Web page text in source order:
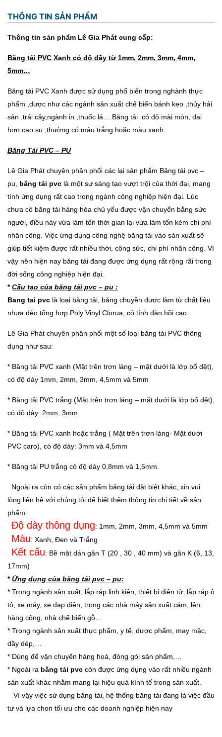
THÔNG TIN SẢN PHẨM
Thông tin sản phẩm Lê Gia Phát cung cấp:
Băng tải PVC Xanh có độ dầy từ 1mm, 2mm, 3mm, 4mm,
5mm…
Băng tải PVC Xanh được sử dụng phổ biến trong nghành thực
phẩm ,dược như các ngành sản xuất chế biến bánh kẹo ,thủy hải
sản ,trái cây,ngành in ,thuốc lá….Băng tải có độ mài mòn, dai
hơn cao su ,thường có màu trắng hoặc màu xanh.
Băng Tải PVC – PU
Lê Gia Phát chuyên phân phối các lại sản phẩm Băng tải pvc –
pu, băng tải pvc là một sự sáng tạo vượt trội của thời đại, mang
tính ứng dụng rất cao trong ngành công nghiệp hiện đại. Lúc
chưa có băng tải hàng hóa chủ yếu được vận chuyển bằng sức
người, điều này vừa làm tốn thời gian lại vừa làm tốn kém chi phí
nhân công. Việc ứng dụng công nghệ băng tải vào sản xuất sẽ
giúp tiết kiệm được rất nhiều thời, công sức, chi phí nhân công. Vì
vậy nên hiện nay băng tải đang được ứng dụng rất rộng rãi trong
đời sống công nghiệp hiện đại.
*Cấu tạo của băng tải pvc – pu :
Bang tai pvc là loại băng tải, băng chuyền được làm từ chất liệu
nhựa dẻo tổng hợp Poly Vinyl Clorua, có tính đàn hồi cao.
Lê Gia Phát chuyên phân phối một số loại băng tải PVC thông
dụng như sau:
* Băng tải PVC xanh (Mặt trên trơn láng – mặt dưới là lớp bố dệt),
có độ dày 1mm, 2mm, 3mm, 4,5mm và 5mm
* Băng tải PVC trắng (Mặt trên trơn láng – mặt dưới là lớp bố dệt),
có độ dày 2mm, 3mm
* Băng tải PVC xanh hoặc trắng ( Mặt trên trơn láng- Mặt dưới
PVC caro), có độ dày: 3mm và 4,5mm
* Băng tải PU trắng có độ dày 0,8mm và 1,5mm.
Ngoài ra còn có các sản phẩm băng tải đặt biệt khác, xin vui
lòng liên hệ với chúng tôi để biết thêm thông tin chi tiết về sản
phẩm.
Độ dày thông dụng: 1mm, 2mm, 3mm, 4,5mm và 5mm
Màu: Xanh, Đen và Trắng
Kết cấu: Bề mặt dán gân T (20 , 30 , 40 mm) và gân K (6, 13,
17mm)
*Ứng dụng của băng tải pvc – pu:
* Trong ngành sản xuất, lắp ráp linh kiện, thiết bị điện tử, lắp ráp ô
tô, xe máy, xe đạp điện, trong các nhà máy sản xuất cám, lên
hàng công, nhà chế biến gỗ…
* Trong ngành sản xuất thực phẩm, y tế, dược phẩm, may mặc,
dầy dép,…
* Dùng để vận chuyển hàng hoá, đóng gói sản phẩm,…
* Ngoài ra băng tải pvc còn được ứng dụng vào rất nhiều ngành
sản xuất khác nhằm mang lại hiệu quả kính tế trong sản xuất.
Vì vậy việc sử dụng băng tải, hệ thống băng tải đang là việc đầu
tư và lựa chon tối ưu cho các doanh nghiệp hiện nay